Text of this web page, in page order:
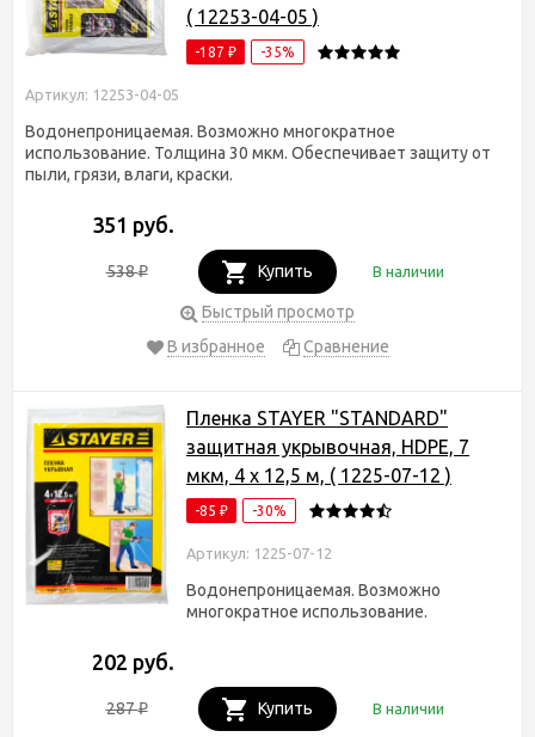
( 12253-04-05 )
-187 ₽ -35%
Артикул: 12253-04-05
Водонепроницаемая. Возможно многократное
использование. Толщина 30 мкм. Обеспечивает защиту от
пыли, грязи, влаги, краски.
351 руб.
538₽ Купить В наличии
Быстрый просмотр
В избранное
Сравнение
Пленка STAYER "STANDARD"
защитная укрывочная, HDPE, 7
мкм, 4 х 12,5 м, ( 1225-07-12 )
-85 ₽ -30%
Артикул: 1225-07-12
Водонепроницаемая. Возможно
многократное использование.
202 руб.
287₽ Купить В наличии